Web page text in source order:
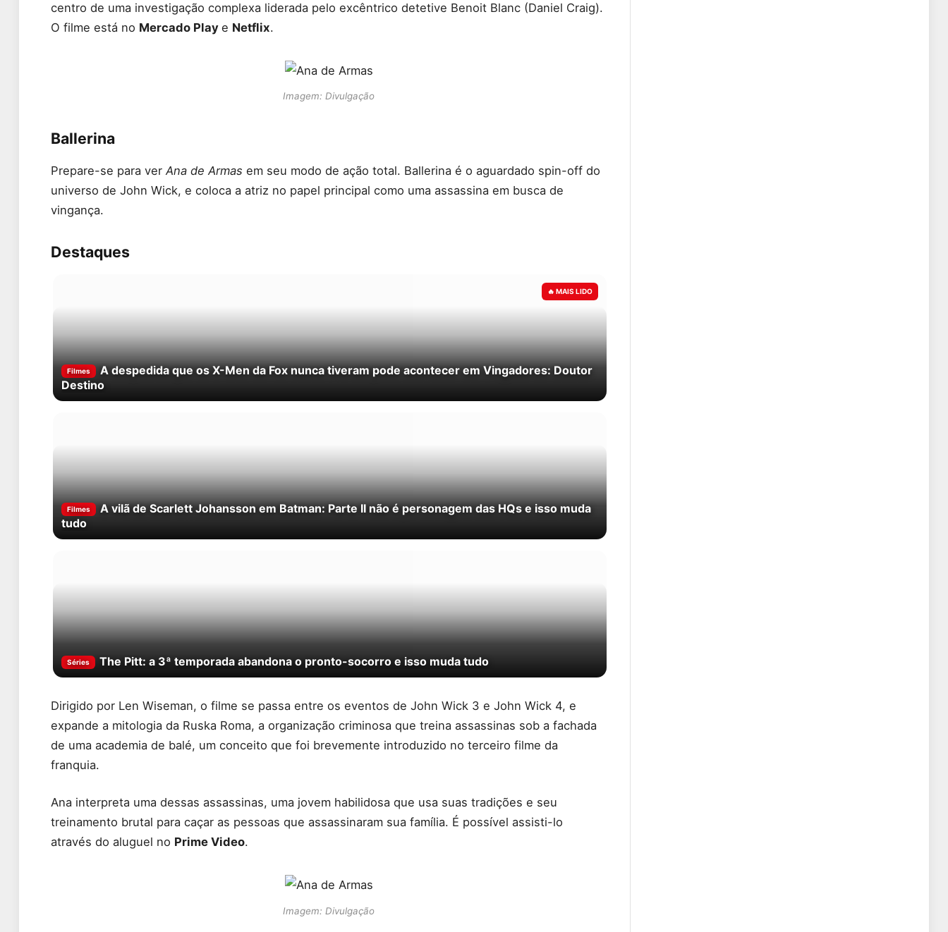
centro de uma investigação complexa liderada pelo excêntrico detetive Benoit Blanc (Daniel Craig).
O filme está no Mercado Play e Netflix.
Imagem: Divulgação
Ballerina
Prepare-se para verAna de Armas em seu modo de ação total. Ballerina é o aguardado spin-off do
universo de John Wick, e coloca a atriz no papel principal como uma assassina em busca de
vingança.
Destaques
Filmes
A despedida que os X-Men da Fox nunca tiveram pode acontecer em Vingadores: Doutor
Destino
Filmes
A vilã de Scarlett Johansson em Batman: Parte II não é personagem das HQs e isso muda
tudo
Séries The Pitt: a 3ª temporada abandona o pronto-socorro e isso muda tudo
Dirigido por Len Wiseman, o filme se passa entre os eventos de John Wick 3 e John Wick 4, e
expande a mitologia da Ruska Roma, a organização criminosa que treina assassinas sob a fachada
de uma academia de balé, um conceito que foi brevemente introduzido no terceiro filme da
franquia.
Ana interpreta uma dessas assassinas, uma jovem habilidosa que usa suas tradições e seu
treinamento brutal para caçar as pessoas que assassinaram sua família. É possível assisti-lo
através do aluguel no Prime Video.
Imagem: Divulgação